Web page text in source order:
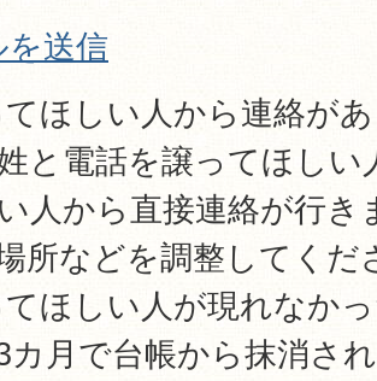
を送信
ほしい人から連絡が
と電話を譲ってほしい
人から直接連絡が行き
所などを調整してくだ
ほしい人が現れなか
カ月で台帳から抹消さ